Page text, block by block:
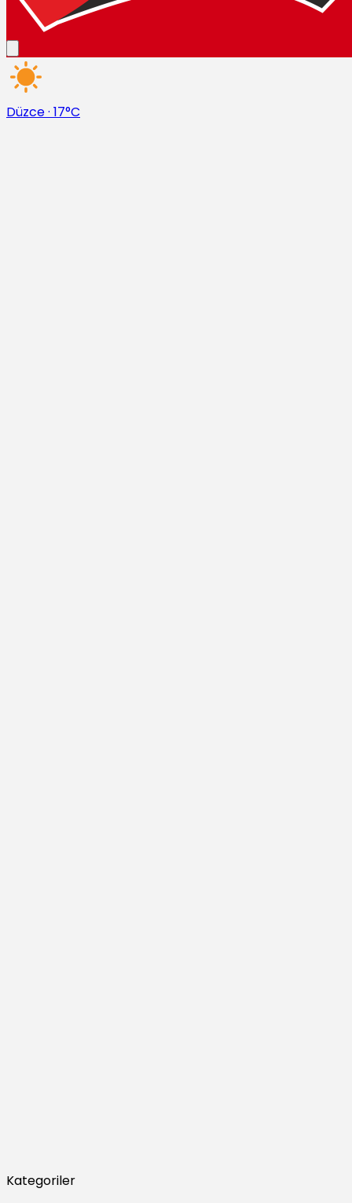
Düzce· 17°C
Kategoriler